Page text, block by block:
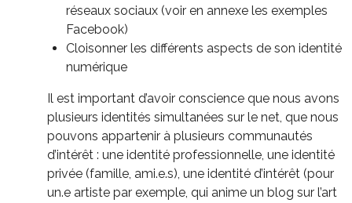
réseaux sociaux (voir en annexe les exemples
Facebook)
Cloisonner les différents aspects de son identité
numérique
Il est important d’avoir conscience que nous avons
plusieurs identités simultanées sur le net, que nous
pouvons appartenir à plusieurs communautés
d’intérêt : une identité professionnelle, une identité
privée (famille, ami.e.s), une identité d’intérêt (pour
un.e artiste par exemple, qui anime un blog sur l’art